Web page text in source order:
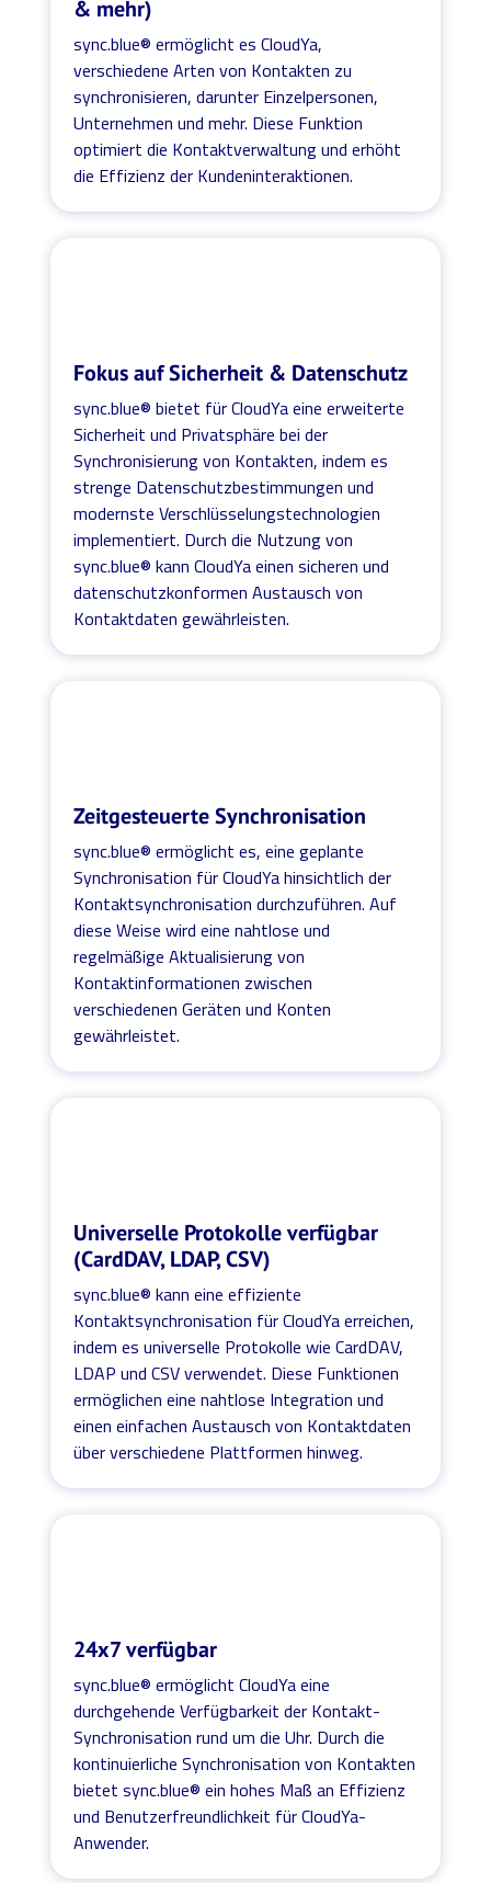
& mehr)
sync.blue® ermöglicht es CloudYa,
verschiedene Arten von Kontakten zu
synchronisieren, darunter Einzelpersonen,
Unternehmen und mehr. Diese Funktion
optimiert die Kontaktverwaltung und erhöht
die Effizienz der Kundeninteraktionen.
Fokus auf Sicherheit & Datenschutz
sync.blue® bietet für CloudYa eine erweiterte
Sicherheit und Privatsphäre bei der
Synchronisierung von Kontakten, indem es
strenge Datenschutzbestimmungen und
modernste Verschlüsselungstechnologien
implementiert. Durch die Nutzung von
sync.blue® kann CloudYa einen sicheren und
datenschutzkonformen Austausch von
Kontaktdaten gewährleisten.
Zeitgesteuerte Synchronisation
sync.blue® ermöglicht es, eine geplante
Synchronisation für CloudYa hinsichtlich der
Kontaktsynchronisation durchzuführen. Auf
diese Weise wird eine nahtlose und
regelmäßige Aktualisierung von
Kontaktinformationen zwischen
verschiedenen Geräten und Konten
gewährleistet.
Universelle Protokolle verfügbar
(CardDAV, LDAP, CSV)
sync.blue® kann eine effiziente
Kontaktsynchronisation für CloudYa erreichen,
indem es universelle Protokolle wie CardDAV,
LDAP und CSV verwendet. Diese Funktionen
ermöglichen eine nahtlose Integration und
einen einfachen Austausch von Kontaktdaten
über verschiedene Plattformen hinweg.
24x7 verfügbar
sync.blue® ermöglicht CloudYa eine
durchgehende Verfügbarkeit der Kontakt-
Synchronisation rund um die Uhr. Durch die
kontinuierliche Synchronisation von Kontakten
bietet sync.blue® ein hohes Maß an Effizienz
und Benutzerfreundlichkeit für CloudYa-
Anwender.